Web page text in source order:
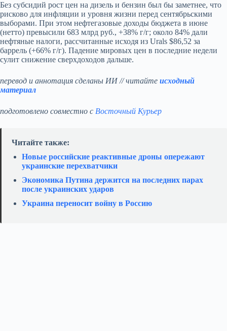
Без субсидий рост цен на дизель и бензин был бы заметнее, что
рисково для инфляции и уровня жизни перед сентябрьскими
выборами. При этом нефтегазовые доходы бюджета в июне
(нетто) превысили 683 млрд руб., +38% г/г; около 84% дали
нефтяные налоги, рассчитанные исходя из Urals $86,52 за
баррель (+66% г/г). Падение мировых цен в последние недели
сулит снижение сверхдоходов дальше.
перевод и аннотация сделаны ИИ // читайте исходный
материал
подготовлено совместно с Восточный Курьер
Читайте также:
Новые российские реактивные дроны опережают
украинские перехватчики
Экономика Путина держится на последних парах
после украинских ударов
Украина переносит войну в Россию